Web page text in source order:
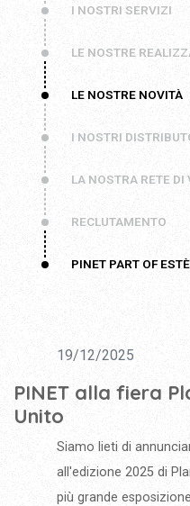
I NOSTRI SERVIZI
LE NOSTRE
LE NOSTRE NOVITÀ
I NOSTRI
LA NOSTRA RETE DI
RECLUTAMENTO
PINET PART OF
19/12/2025
PINET alla fiera
Unito
Siamo lieti di
all'edizione 2025 di
più grande